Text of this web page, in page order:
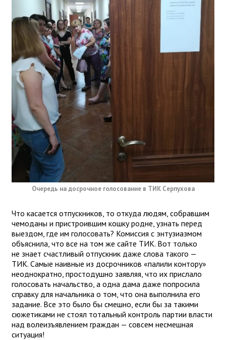
Очередь на досрочное голосование в ТИК Серпухова
Что касается отпускников, то откуда людям, собравшим
чемоданы и пристроившим кошку родне, узнать перед
выездом, где им голосовать? Комиссия с энтузиазмом
объяснила, что все на том же сайте ТИК. Вот только
не знает счастливый отпускник даже слова такого —
ТИК. Самые наивные из досрочников «палили контору»
неоднократно, простодушно заявляя, что их прислало
голосовать начальство, а одна дама даже попросила
справку для начальника о том, что она выполнила его
задание. Все это было бы смешно, если бы за такими
сюжетиками не стоял тотальный контроль партии власти
над волеизъявлением граждан — совсем несмешная
ситуация!